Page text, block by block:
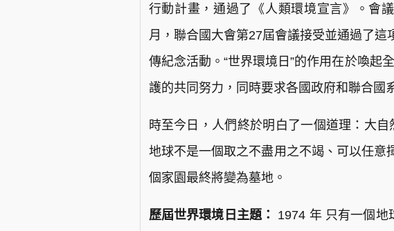
行動計畫，通過了《人類環境宣言》。會
月，聯合國大會第27屆會議接受並通過了這
傳紀念活動。“世界環境日”的作用在於喚起
護的共同努力，同時要求各國政府和聯合國
時至今日，人們終於明白了一個道理：大
地球不是一個取之不盡用之不竭、可以任
個家園最終將變為墓地。
歷屆世界環境日主題：
1974 年 只有一個地